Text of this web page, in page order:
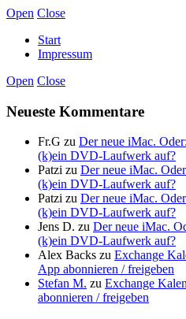
Open Close
Start
Impressum
Open Close
Neueste Kommentare
Fr.G zu Der neue iMac.
(k)ein DVD-Laufwerk auf?
Patzi zu Der neue iMac.
(k)ein DVD-Laufwerk auf?
Patzi zu Der neue iMac.
(k)ein DVD-Laufwerk auf?
Jens D. zu Der neue iMac.
(k)ein DVD-Laufwerk auf?
Alex Backs zu Exchange
App abonnieren / freigeben
Stefan M. zu Exchange
abonnieren / freigeben